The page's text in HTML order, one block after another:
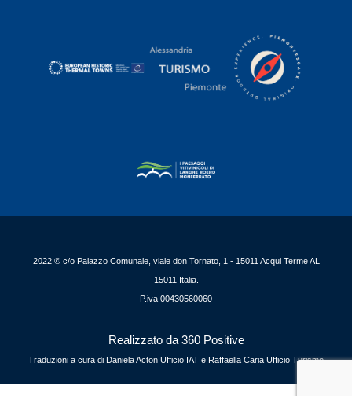
2022 © c/o Palazzo Comunale, viale don Tornato, 1 - 15011 Acqui Terme AL
15011 Italia.
P.iva 00430560060
Realizzato da 360 Positive
Traduzioni a cura di Daniela Acton Ufficio IAT e Raffaella Caria Ufficio Turismo